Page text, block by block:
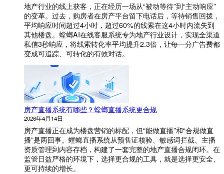
地产行业的线上获客，正在经历一场从“被动等待”到“主动响应”
的变革。过去，购房者在房产平台留下电话后，等待销售回拨，
平均响应时间超过4小时，超过60%的线索在这4小时内流失到
其他楼盘。螳螂AI在线客服系统专为地产行业设计，实现全渠道
私信3秒响应，将线索转化率平均提升2.3倍，让每一分广告费都
变成可追踪、可转化的有效对话。
房产直播系统有哪些？螳螂直播系统更合规
2026年4月14日
房产直播正在成为楼盘营销的标配，但“能做直播”和“合规做直
播”是两回事。螳螂直播系统从预售证核验、敏感词拦截、主播
资质管理到内容存档，构建了一套完整的地产直播合规闭环。在
监管日益严格的环境下，选择更合规的工具，就是选择更安全、
更可持续的增长。